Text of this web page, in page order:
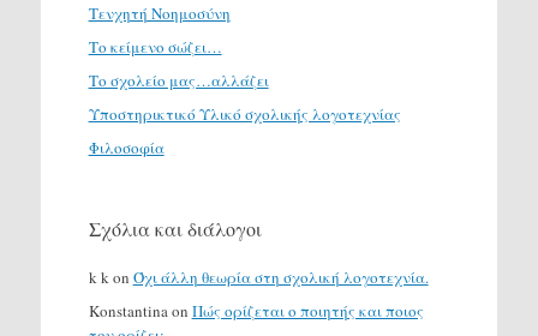
Τενχητή Νοημοσύνη
Το κείμενο σώζει…
Το σχολείο μας…αλλάζει
Υποστηρικτικό Υλικό σχολικής λογοτεχνίας
Φιλοσοφία
Σχόλια και διάλογοι
k k on Όχι άλλη θεωρία στη σχολική λογοτεχνία.
Konstantina on Πώς ορίζεται ο ποιητής και ποιος